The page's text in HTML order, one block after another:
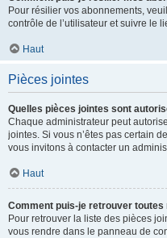
Pour résilier vos abonnements,
contrôle de l’utilisateur et suivre le
Haut
Pièces jointes
Quelles pièces jointes sont
Chaque administrateur peut
jointes. Si vous n’êtes pas certain
vous invitons à contacter un
Haut
Comment puis-je retrouver toutes
Pour retrouver la liste des pièces
vous rendre dans le panneau de